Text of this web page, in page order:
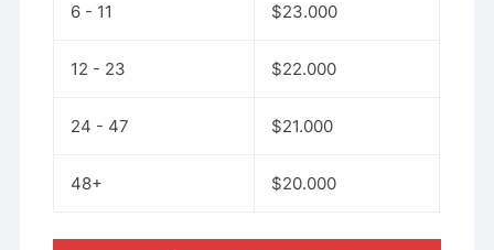
6 - 11 $23.000
12 - 23 $22.000
24 - 47 $21.000
48+ $20.000